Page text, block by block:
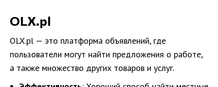
OLX.pl
OLX.pl — это платформа объявлений, где
пользователи могут найти предложения о работе,
а также множество других товаров и услуг.